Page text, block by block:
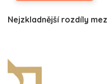
Nejzkladnější rozdíly